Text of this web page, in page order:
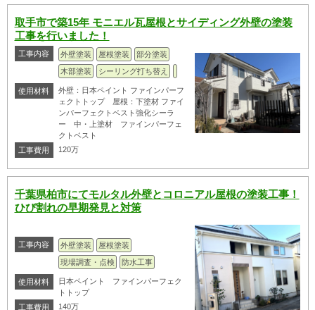
取手市で築15年 モニエル瓦屋根とサイディング外壁の塗装
工事を行いました！
工事内容 外壁塗装 屋根塗装
部分塗装
木部塗装
シーリング打ち替え
使用材料
外壁：日本ペイント ファインパーフ
ェクトトップ 屋根：下塗材 ファイ
ンパーフェクトベスト強化シーラ
ー 中・上塗材 ファインパーフェ
クトベスト
工事費用
120万
千葉県柏市にてモルタル外壁とコロニアル屋根の塗装工事！
ひび割れの早期発見と対策
工事内容 外壁塗装
屋根塗装
現場調査・点検
防水工事
使用材料
日本ペイント ファインパーフェク
トトップ
工事費用
140万